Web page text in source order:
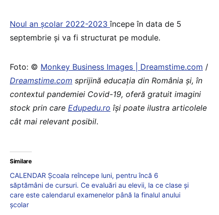
Noul an școlar 2022-2023începe în data de 5
septembrie și va fi structurat pe module.
Foto: © Monkey Business Images | Dreamstime.com /
Dreamstime.com sprijină educaţia din România şi, în
contextul pandemiei Covid-19, oferă gratuit imagini
stock prin care Edupedu.ro îşi poate ilustra articolele
cât mai relevant posibil.
Similare
CALENDAR Școala reîncepe luni, pentru încă 6
săptămâni de cursuri. Ce evaluări au elevii, la ce clase și
care este calendarul examenelor până la finalul anului
școlar